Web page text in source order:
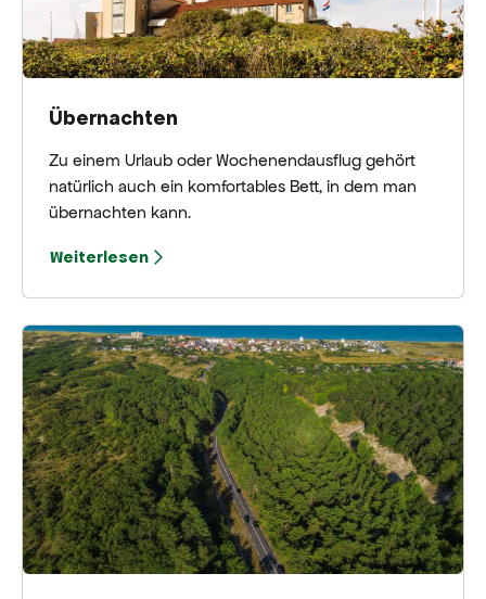
Übernachten
Zu einem Urlaub oder Wochenendausflug gehört
natürlich auch ein komfortables Bett, in dem man
übernachten kann.
Weiterlesen